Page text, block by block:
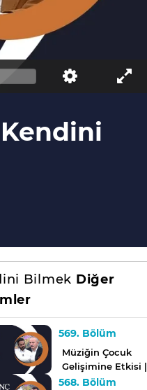
Bilmek Diğer
569. Bölüm
Müziğin Çocuk
Gelişimine Etkisi |
Kendini Bilmek
568. Bölüm